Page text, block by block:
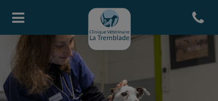
Page d'accueil de Clinique
Open